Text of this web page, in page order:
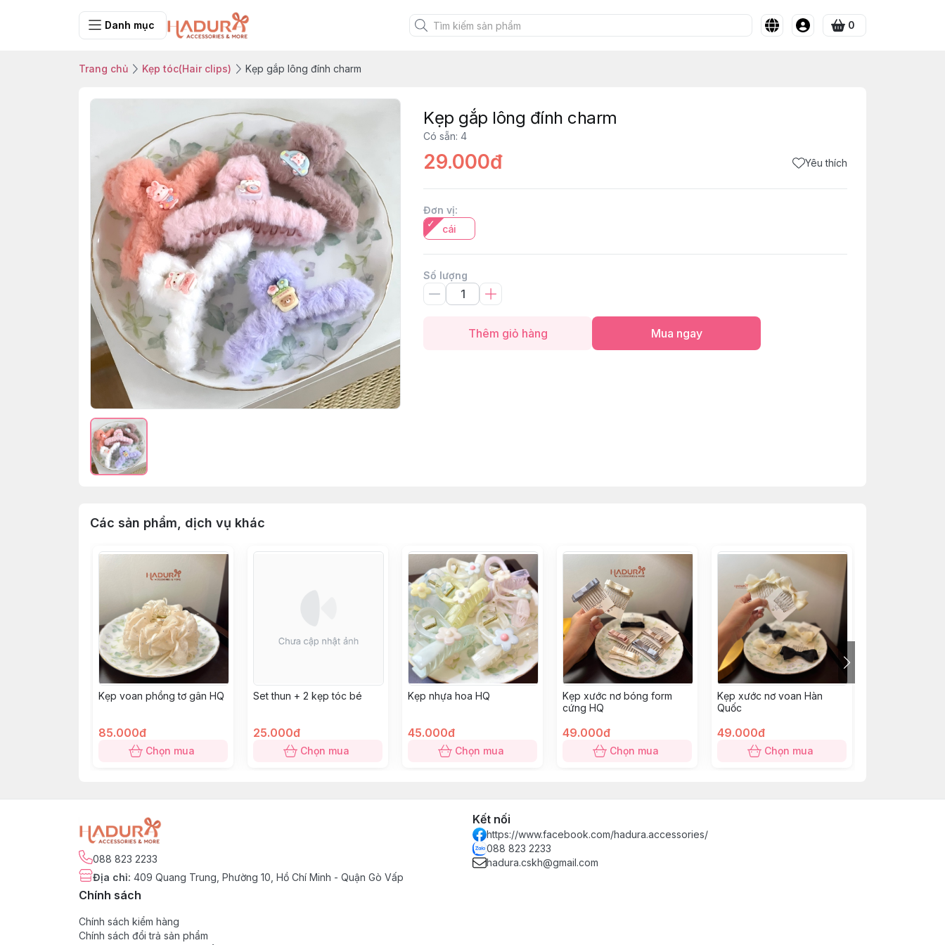
Danh mục 0
Trang chủ Kẹp tóc(Hair clips) Kẹp gắp lông đính charm
Kẹp gắp lông đính charm
Có sẵn: 4
29.000đ Yêu thích
Đơn vị:
cái
Số lượng
Thêm giỏ hàng Mua ngay
Các sản phẩm, dịch vụ khác
Kẹp voan phồng tơ gân HQ
85.000đ
Chọn mua
Set thun + 2 kẹp tóc bé
25.000đ
Chọn mua
Kẹp nhựa hoa HQ
45.000đ
Chọn mua
Kẹp xước nơ bóng form
cứng HQ
49.000đ
Chọn mua
Kẹp xước nơ voan Hàn
Quốc
49.000đ
Chọn mua
088 823 2233
Địa chỉ: 409 Quang Trung, Phường 10, Hồ Chí Minh - Quận Gò Vấp
Kết nối
https://www.facebook.com/hadura.accessories/
088 823 2233
hadura.cskh@gmail.com
Chính sách
Chính sách kiểm hàng
Chính sách đổi trả sản phẩm